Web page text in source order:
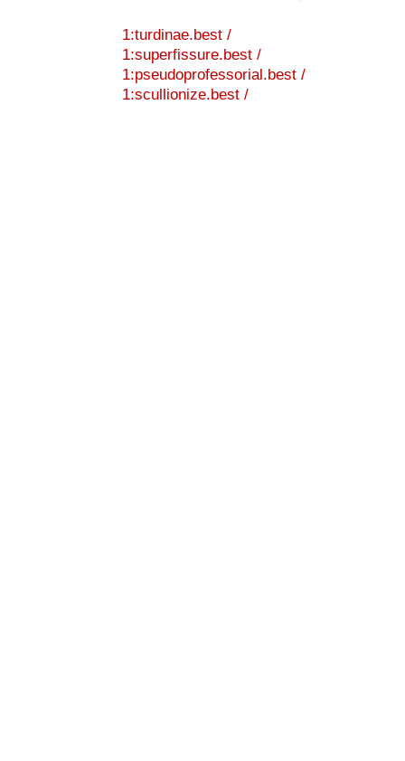
1:turdinae.best /
1:superfissure.best /
1:pseudoprofessorial.best /
1:scullionize.best /